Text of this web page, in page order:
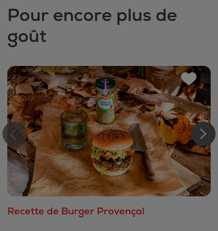
Pour encore plus de
goût
Recette de Burger Provençal